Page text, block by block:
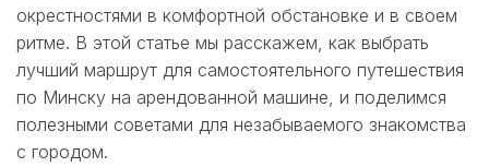
окрестностями в комфортной обстановке и в своем
ритме. В этой статье мы расскажем, как выбрать
лучший маршрут для самостоятельного путешествия
по Минску на арендованной машине, и поделимся
полезными советами для незабываемого знакомства
с городом.